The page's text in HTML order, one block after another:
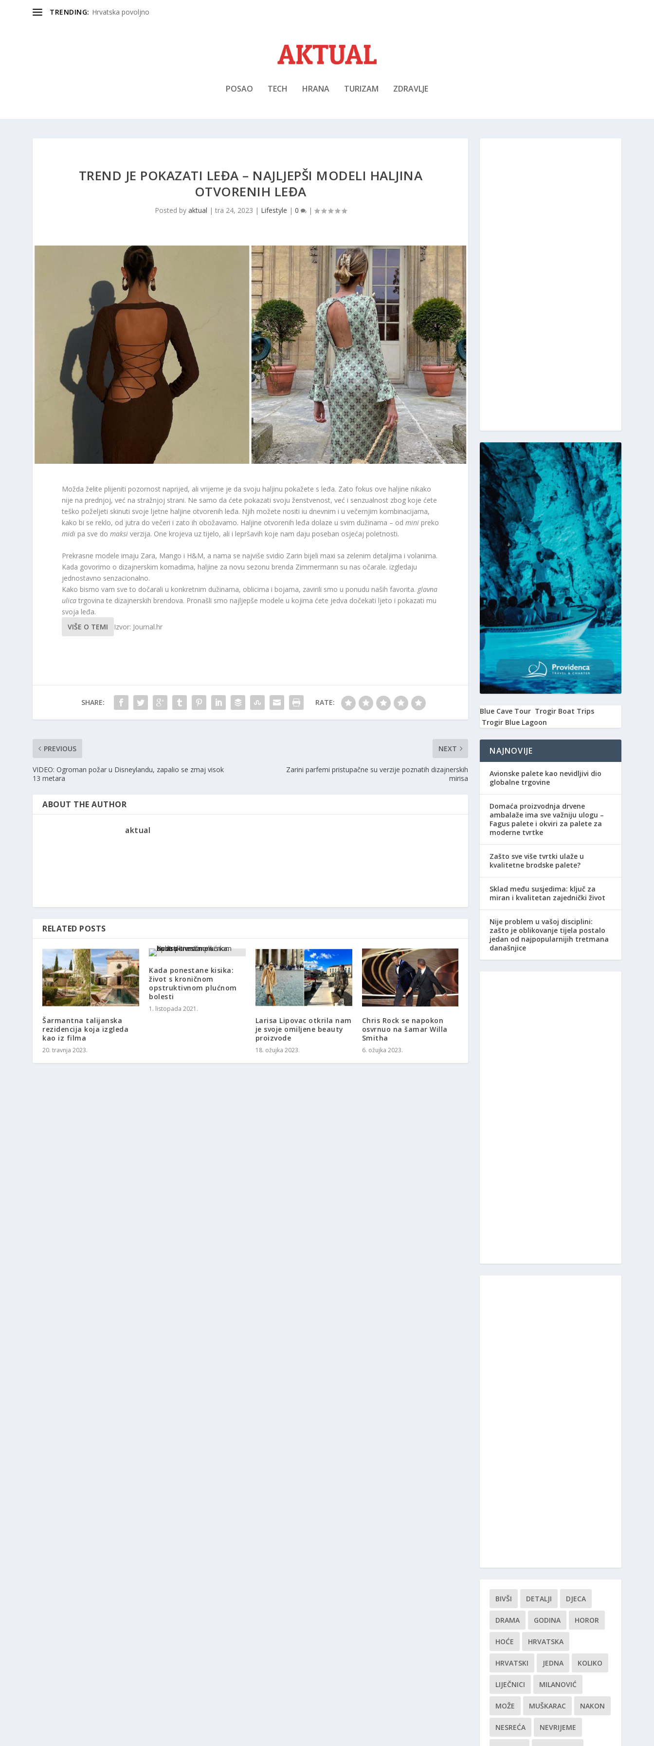
TRENDING: Hrvatska povoljno
POSAO TECH HRANA TURIZAM ZDRAVLJE
TREND JE POKAZATI LEĐA – NAJLJEPŠI MODELI HALJINA
OTVORENIH LEĐA
Posted by aktual | tra 24, 2023 | Lifestyle | 0 |
Možda želite plijeniti pozornost naprijed, ali vrijeme je da svoju haljinu pokažete s leđa. Zato fokus ove haljine nikako
nije na prednjoj, već na stražnjoj strani. Ne samo da ćete pokazati svoju ženstvenost, već i senzualnost zbog koje ćete
teško poželjeti skinuti svoje ljetne haljine otvorenih leđa. Njih možete nositi iu dnevnim i u večernjim kombinacijama,
kako bi se reklo, od jutra do večeri i zato ih obožavamo. Haljine otvorenih leđa dolaze u svim dužinama – odmini preko
midi pa sve domaksi verzija. One krojeva uz tijelo, ali i lepršavih koje nam daju poseban osjećaj poletnosti.
Prekrasne modele imaju Zara, Mango i H&M, a nama se najviše svidio Zarin bijeli maxi sa zelenim detaljima i volanima.
Kada govorimo o dizajnerskim komadima, haljine za novu sezonu brenda Zimmermann su nas očarale. izgledaju
jednostavno senzacionalno.
Kako bismo vam sve to dočarali u konkretnim dužinama, oblicima i bojama, zavirili smo u ponudu naših favorita. glavna
ulica trgovina te dizajnerskih brendova. Pronašli smo najljepše modele u kojima ćete jedva dočekati ljeto i pokazati mu
svoja leđa.
VIŠE O TEMI
Izvor: Journal.hr
SHARE: RATE:
PREVIOUS
VIDEO: Ogroman požar u Disneylandu, zapalio se zmaj visok
13 metara
NEXT
Zarini parfemi pristupačne su verzije poznatih dizajnerskih
mirisa
ABOUT THE AUTHOR
aktual
RELATED POSTS
Šarmantna talijanska
rezidencija koja izgleda
kao iz filma
20. travnja 2023.
Kada ponestane kisika:
život s kroničnom
opstruktivnom plućnom
bolesti
1. listopada 2021.
Larisa Lipovac otkrila nam
je svoje omiljene beauty
proizvode
18. ožujka 2023.
Chris Rock se napokon
osvrnuo na šamar Willa
Smitha
6. ožujka 2023.
Blue Cave Tour Trogir Boat Trips
Trogir Blue Lagoon
NAJNOVIJE
Avionske palete kao nevidljivi dio
globalne trgovine
Domaća proizvodnja drvene
ambalaže ima sve važniju ulogu –
Fagus palete i okviri za palete za
moderne tvrtke
Zašto sve više tvrtki ulaže u
kvalitetne brodske palete?
Sklad među susjedima: ključ za
miran i kvalitetan zajednički život
Nije problem u vašoj disciplini:
zašto je oblikovanje tijela postalo
jedan od najpopularnijih tretmana
današnjice
BIVŠI DETALJI DJECA
DRAMA GODINA HOROR
HOĆE HRVATSKA
HRVATSKI JEDNA KOLIKO
LIJEČNICI MILANOVIĆ
MOŽE MUŠKARAC NAKON
NESREĆA NEVRIJEME